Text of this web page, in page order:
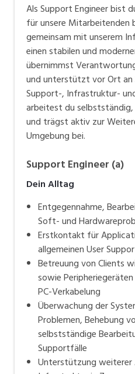
Als Support Engineer bist
für unsere Mitarbeitenden
gemeinsam mit unserem
einen stabilen und
übernimmst
und unterstützt vor Ort an
Support-, Infrastruktur-
arbeitest du
und trägst aktiv zur
Umgebung bei.
Support Engineer (a)
Dein Alltag
Entgegennahme,
Soft- und
Erstkontakt für
allgemeinen User
Betreuung von Clients
sowie
PC-Verkabelung
Überwachung der
Problemen, Behebung
selbstständige
Supportfälle
Unterstützung weiterer